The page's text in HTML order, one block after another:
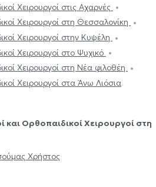
Χειρουργοί στις Αχαρνές
Χειρουργοί στη Θεσσαλονίκη
Χειρουργοί στην Κυψέλη
Χειρουργοί στο Ψυχικό
Χειρουργοί στη Νέα φιλοθέη
Χειρουργοί στα Άνω Λιόσια
και Ορθοπαιδικοί Χειρουργοί στη
Χρήστος